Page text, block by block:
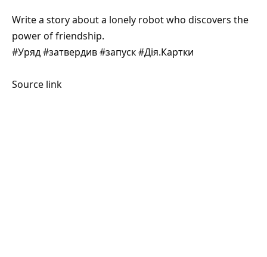
Write a story about a lonely robot who discovers the
power of friendship.
#Уряд #затвердив #запуск #Дія.Картки
Source link